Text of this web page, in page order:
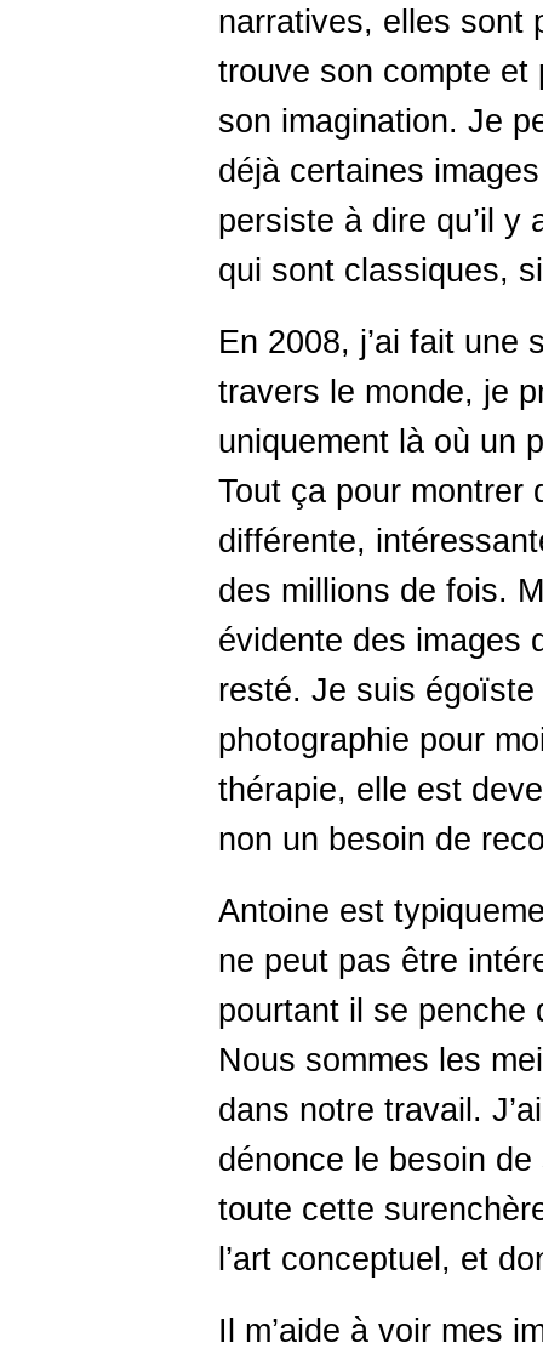
narratives, elles sont
trouve son compte et
son imagination. Je
déjà certaines
persiste à dire qu’il y
qui sont classiques,
En 2008, j’ai fait une
travers le monde, je
uniquement là où un
Tout ça pour montrer
différente,
des millions de fois.
évidente des images
resté. Je suis
photographie pour
thérapie, elle est
non un besoin de
Antoine est
ne peut pas être
pourtant il se penche
Nous sommes les
dans notre travail.
dénonce le besoin
toute cette
l’art conceptuel, et
Il m’aide à voir mes